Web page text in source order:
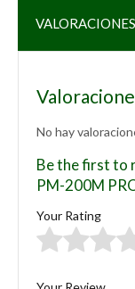
No hay
Be the first to
PM-200M
Your Rating
1 de
5
2 de
5
3 de
5
4
5